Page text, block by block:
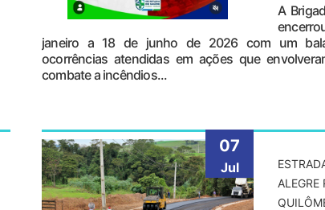
A
janeiro a 18 de junho de 2026 com um
ocorrências atendidas em ações que
combate a incêndios...
07
Jul
ALEGRE